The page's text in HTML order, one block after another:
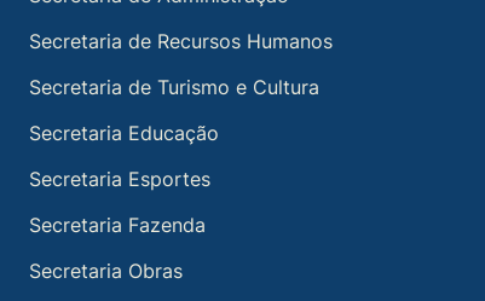
Secretaria de Recursos Humanos
Secretaria de Turismo e Cultura
Secretaria Educação
Secretaria Esportes
Secretaria Fazenda
Secretaria Obras